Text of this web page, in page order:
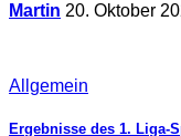
Martin 20. Oktober
Allgemein
Ergebnisse des 1. Liga-